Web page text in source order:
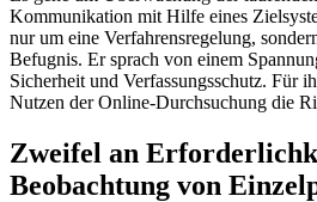
Kommunikation mit Hilfe eines
nur um eine Verfahrensregelung,
Befugnis. Er sprach von einem
Sicherheit und Verfassungsschutz. Für
Nutzen der Online-Durchsuchung die
Zweifel an
Beobachtung von